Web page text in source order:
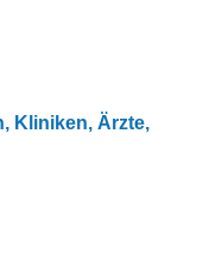
Kliniken, Ärzte,